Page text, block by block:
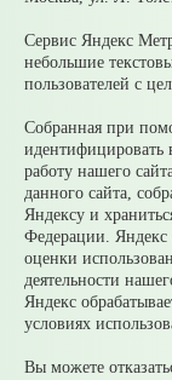
05 августа
налоговые
05 августа
взыскания
05 августа
удобнее с
Сервис Яндекс
небольшие
пользователей с
Собранная при
идентифицировать
работу нашего
данного сайта,
Яндексу и
Федерации. Яндекс
оценки
деятельности
Яндекс
условиях
Вы можете
© 2026
Среднеуральск
Карта сайта Архив
Ваше сообщение